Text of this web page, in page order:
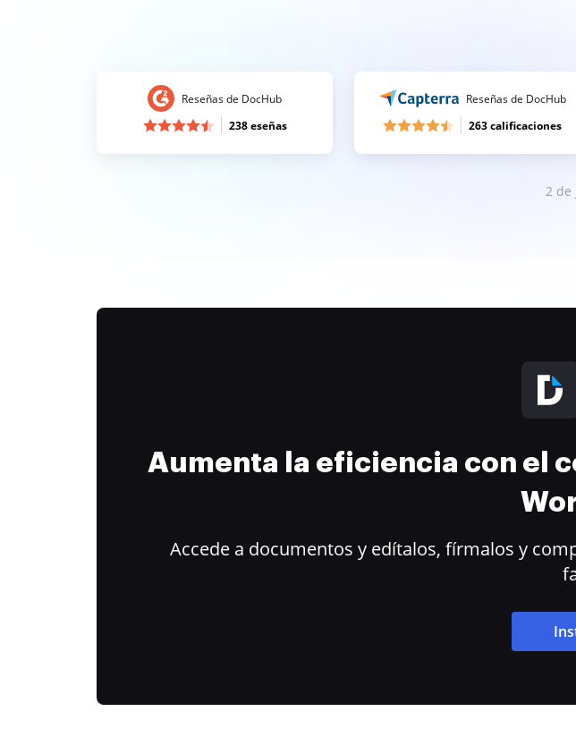
Reseñas de DocHub
238 eseñas
Reseñas de DocHub
263 calificaciones
2 de
Aumenta la eficiencia con el
Accede a documentos y edítalos, fírmalos y